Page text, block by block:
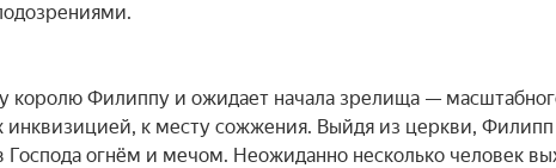
королю Филиппу и ожидает начала зрелища —
инквизицией, к месту сожжения. Выйдя из церкви, Филипп
Господа огнём и мечом. Неожиданно несколько человек